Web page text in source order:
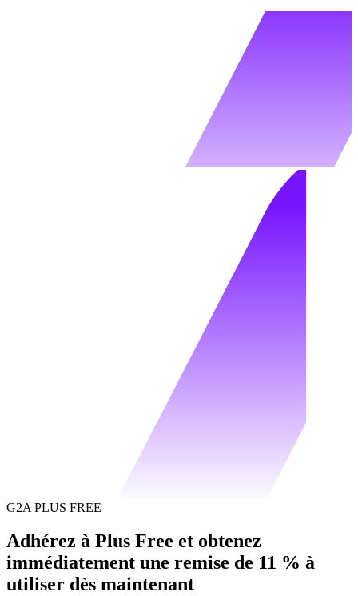
G2A PLUS FREE
Adhérez à Plus Free et obtenez
immédiatement une remise de 11 % à
utiliser dès maintenant